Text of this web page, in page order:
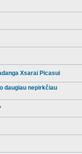
Xsarai Picasui
daugiau nepirkčiau